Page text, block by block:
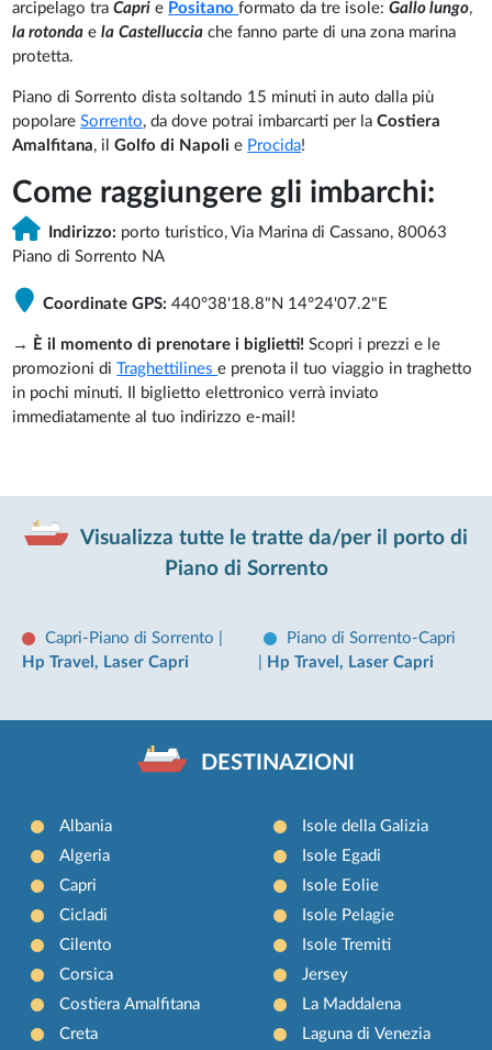
arcipelago traCapri e Positanoformato da tre isole:Gallo lungo,
la rotonda ela Castelluccia che fanno parte di una zona marina
protetta.
Piano di Sorrento dista soltando 15 minuti in auto dalla più
popolareSorrento, da dove potrai imbarcarti per la Costiera
Amalfitana, ilGolfo di Napoli e Procida!
Come raggiungere gli imbarchi:
Indirizzo: porto turistico, Via Marina di Cassano, 80063
Piano di Sorrento NA
Coordinate GPS:440°38'18.8"N 14°24'07.2"E
→ È il momento di prenotare i biglietti! Scopri i prezzi e le
promozioni diTraghettilinese prenota il tuo viaggio in traghetto
in pochi minuti. Il biglietto elettronico verrà inviato
immediatamente al tuo indirizzo e-mail!
Visualizza tutte le tratte da/per il porto di
Piano di Sorrento
Capri-Piano di Sorrento
Hp Travel, Laser Capri
Piano di Sorrento-Capri
Hp Travel, Laser Capri
DESTINAZIONI
Albania
Algeria
Capri
Cicladi
Cilento
Corsica
Costiera Amalfitana
Creta
Isole della Galizia
Isole Egadi
Isole Eolie
Isole Pelagie
Isole Tremiti
Jersey
La Maddalena
Laguna di Venezia